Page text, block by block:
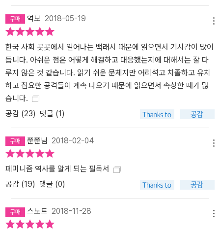
창시자와 유포자 들을 찾아 나선다. 대중문화를 점령하다시피 한 반
격의 물결이 언론, 영화, 텔레비전, 그리고 패션과 미용 산업을 잠식해
즘’이 유포한 ‘남자 품귀 현상’, ‘말라붙은 자궁’, ‘고치 짓기’, 그리고 ‘엄
마 트랙’ 같은 용어들이 어떻게 영화와 텔레비전의 여성 재현에 영향
을 미치고 반격의 정서를 강화했는지 다룬다. 실제로 1970년대 스크
린을 자유롭게 활보하던 독립적인 여성들은 1980년대에 이르면 지
루한 노동에서 벗어나 결혼하고 싶어 안달 난 외로운 싱글이거나 떽
떽 거리는 마녀, 그도 아니면 잔인하게 살해당하거나 강간당하는 피
해자로 그려진다. “여성은 여성과 각을 세우고” 여성의 정당한 분노
는 “개인적 우울”로 축소되며, 여성의 삶은 “좋은 엄마는 이기고 독립
적인 여성은 벌을 받는다는 도덕 이야기의 틀”에 갇혀 버린다. 극명한
예가 1987년 개봉해 흥행에 성공한 영화 <위험한 정사>다. 팔루디는
“낯선 사람의 고통에 대한 책임”을 말하고자 했던 초안에서 어떻게 1
제작자, 영화사 사장을 인터뷰하는 과정에서 적나라하게 보여 준다.
영화는 ‘집 안의 천사’가 ‘독립적인 여성’을 살해하며 끝을 맺는다. 10
역보 2018-05-19
한국 사회 곳곳에서 일어나는 백래시 때문에 읽으면서 기시감이 많이
듭니다. 아쉬운 점은 어떻게 해결하고 대응했는지에 대해서는 잘 다
루지 않은 것 같습니다. 읽기 쉬운 문체지만 어리석고 치졸하고 유치
하고 집요한 공격들이 계속 나오기 때문에 읽으면서 속상한 때가 많
습니다.
공감 (23) 댓글 (1)
쭌쭌님 2018-02-04
페미니즘 역사를 알게 되는 필독서
공감 (19) 댓글 (0)
스노트 2018-11-28